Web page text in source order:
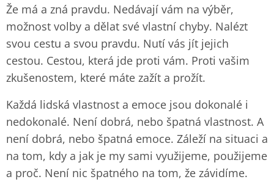
Že má a zná pravdu. Nedávají vám na výběr,
možnost volby a dělat své vlastní chyby. Nalézt
svou cestu a svou pravdu. Nutí vás jít jejich
cestou. Cestou, která jde proti vám. Proti vašim
zkušenostem, které máte zažít a prožít.
Každá lidská vlastnost a emoce jsou dokonalé i
nedokonalé. Není dobrá, nebo špatná vlastnost. A
není dobrá, nebo špatná emoce. Záleží na situaci a
na tom, kdy a jak je my sami využijeme, použijeme
a proč. Není nic špatného na tom, že závidíme.